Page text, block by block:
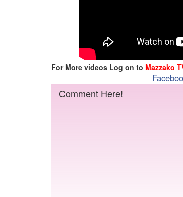
For More videos Log on to Mazzako
Comment Here!